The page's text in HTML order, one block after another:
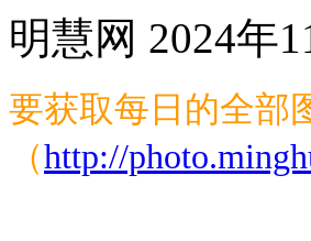
明慧网 2024年
要获取每日的全部
（http://